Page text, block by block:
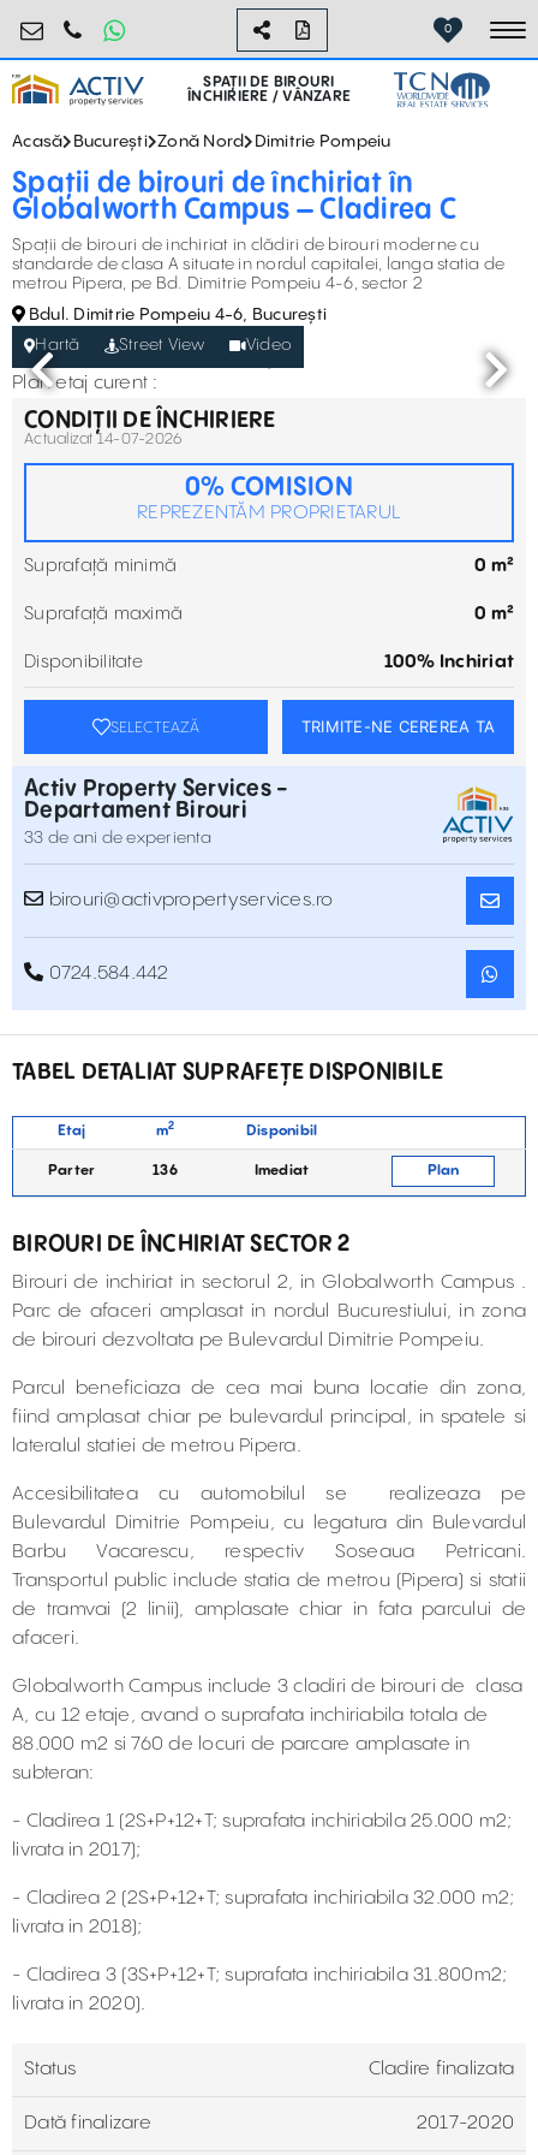
birouri@activpropertyservices.ro
0724.584.442 0
SPAȚII DE BIROURI
ÎNCHIRIERE / VÂNZARE
Acasă București Zonă Nord Dimitrie Pompeiu
Spații de birouri de închiriat în
Globalworth Campus – Cladirea C
Spații de birouri de inchiriat in clădiri de birouri moderne cu
standarde de clasa A situate in nordul capitalei, langa statia de
metrou Pipera, pe Bd. Dimitrie Pompeiu 4-6, sector 2
Bdul. Dimitrie Pompeiu 4-6, București
Hartă
Street View Video
Plan etaj curent :
CONDIȚII DE ÎNCHIRIERE
Actualizat 14-07-2026
0% COMISION
REPREZENTĂM PROPRIETARUL
Suprafață minimă 0 m²
Suprafață maximă 0 m²
Disponibilitate 100% Inchiriat
SELECTEAZĂ TRIMITE-NE CEREREA TA
Activ Property Services -
Departament Birouri
33 de ani de experienta
birouri@activpropertyservices.ro
0724.584.442
TABEL DETALIAT SUPRAFEȚE DISPONIBILE
Etaj m2 Disponibil
Parter 136 Imediat Plan
BIROURI DE ÎNCHIRIAT SECTOR 2
Birouri de inchiriat in sectorul 2, in Globalworth Campus .
Parc de afaceri amplasat in nordul Bucurestiului, in zona
de birouri dezvoltata pe Bulevardul Dimitrie Pompeiu.
Parcul beneficiaza de cea mai buna locatie din zona,
fiind amplasat chiar pe bulevardul principal, in spatele si
lateralul statiei de metrou Pipera.
Accesibilitatea cu automobilul se realizeaza pe
Bulevardul Dimitrie Pompeiu, cu legatura din Bulevardul
Barbu Vacarescu, respectiv Soseaua Petricani.
Transportul public include statia de metrou (Pipera) si statii
de tramvai (2 linii), amplasate chiar in fata parcului de
afaceri.
Globalworth Campus include 3 cladiri de birouri de clasa
A, cu 12 etaje, avand o suprafata inchiriabila totala de
88.000 m2 si 760 de locuri de parcare amplasate in
subteran:
- Cladirea 1 (2S+P+12+T; suprafata inchiriabila 25.000 m2;
livrata in 2017);
- Cladirea 2 (2S+P+12+T; suprafata inchiriabila 32.000 m2;
livrata in 2018);
- Cladirea 3 (3S+P+12+T; suprafata inchiriabila 31.800m2;
livrata in 2020).
Status Cladire finalizata
Dată finalizare 2017-2020